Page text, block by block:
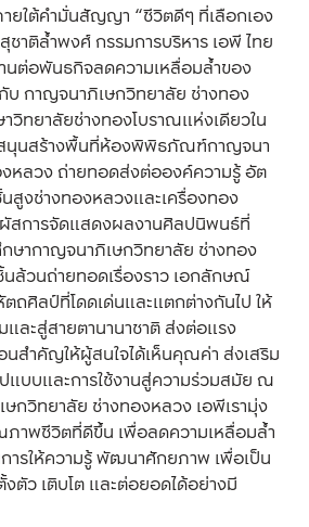
ยใต้คำมั่นสัญญา “ชีวิตดีๆ ที่เลือกเอง
าติล้ำพงศ์ กรรมการบริหาร เอพี ไทย
นต่อพันธกิจลดความเหลื่อมล้ำของ
กาญจนาภิเษกวิทยาลัย ช่างทอง
วิทยาลัยช่างทองโบราณแห่งเดียวใน
สนุนสร้างพื้นที่ห้องพิพิธภัณฑ์กาญจนา
หลวง ถ่ายทอดส่งต่อองค์ความรู้ อัต
งช่างทองหลวงและเครื่องทอง
สการจัดแสดงผลงานศิลปนิพนธ์ที่
ษากาญจนาภิเษกวิทยาลัย ช่างทอง
ล้วนถ่ายทอดเรื่องราว เอกลักษณ์
ถศิลป์ที่โดดเด่นและแตกต่างกันไป ให้
ละสู่สายตานานาชาติ ส่งต่อแรง
นสำคัญให้ผู้สนใจได้เห็นคุณค่า ส่งเสริม
บบและการใช้งานสู่ความร่วมสมัย ณ
วิทยาลัย ช่างทองหลวง เอพีเรามุ่ง
ภาพชีวิตที่ดีขึ้น เพื่อลดความเหลื่อมล้ำ
ารให้ความรู้ พัฒนาศักยภาพ เพื่อเป็น
ตัว เติบโต และต่อยอดได้อย่างมี